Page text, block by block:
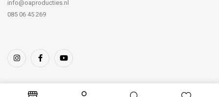
info@oaproducties.nl
085 06 45 269